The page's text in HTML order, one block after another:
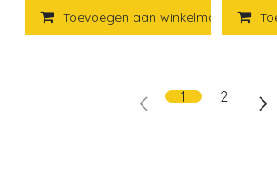
Toevoegen aan winkelmandje
1 2